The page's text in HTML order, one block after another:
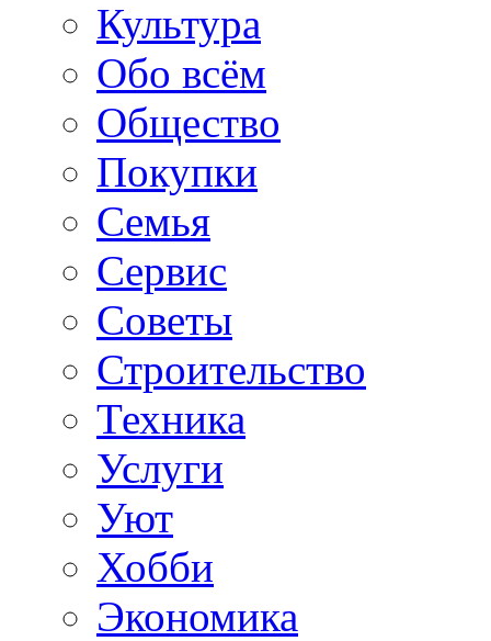
Культура
Обо всём
Общество
Покупки
Семья
Сервис
Советы
Строительство
Техника
Услуги
Уют
Хобби
Экономика